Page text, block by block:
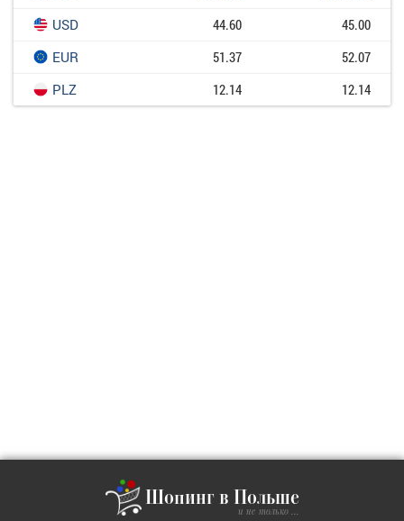
USD 44.60
45.00
EUR
51.37
52.07
PLZ
12.14 12.14
Шопинг в Польше
и не только ...